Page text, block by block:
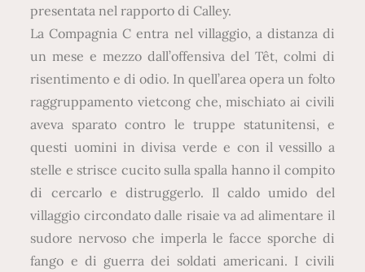
presentata nel rapporto di Calley.
La Compagnia C entra nel villaggio, a distanza di
un mese e mezzo dall’offensiva del Têt, colmi di
risentimento e di odio. In quell’area opera un folto
raggruppamento vietcong che, mischiato ai civili
aveva sparato contro le truppe statunitensi, e
questi uomini in divisa verde e con il vessillo a
stelle e strisce cucito sulla spalla hanno il compito
di cercarlo e distruggerlo. Il caldo umido del
villaggio circondato dalle risaie va ad alimentare il
sudore nervoso che imperla le facce sporche di
fango e di guerra dei soldati americani. I civili